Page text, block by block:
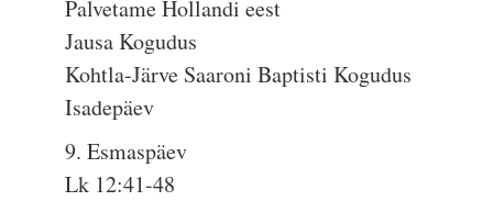
Palvetame Hollandi eest
Jausa Kogudus
Kohtla-Järve Saaroni Baptisti Kogudus
Isadepäev
9. Esmaspäev
Lk 12:41-48